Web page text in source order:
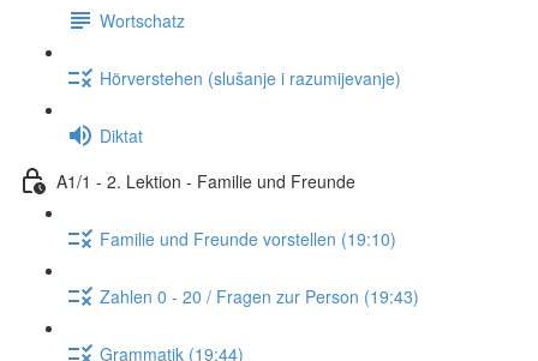
Wortschatz
Hörverstehen (slušanje i razumijevanje)
Diktat
A1/1 - 2. Lektion - Familie und Freunde
Familie und Freunde vorstellen (19:10)
Zahlen 0 - 20 / Fragen zur Person (19:43)
Grammatik (19:44)